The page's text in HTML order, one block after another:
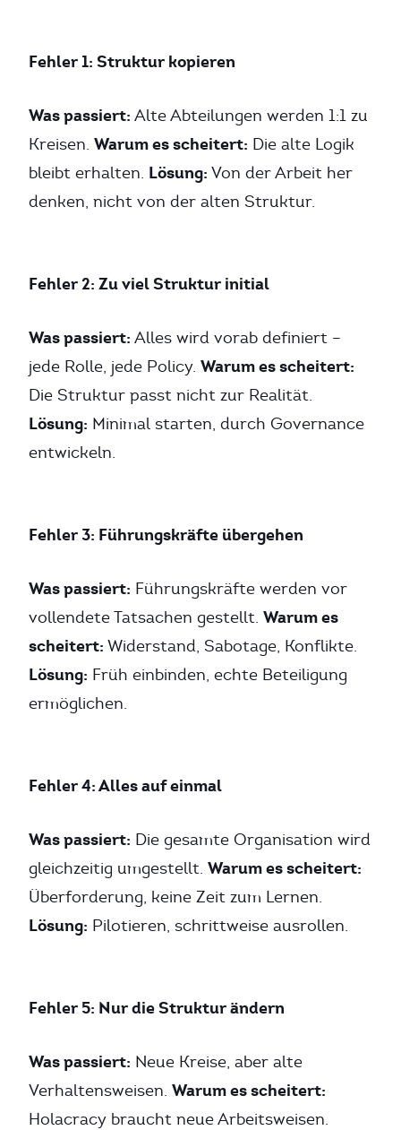
Fehler 1: Struktur kopieren
Was passiert: Alte Abteilungen werden 1:1 zu
Kreisen. Warum es scheitert: Die alte Logik
bleibt erhalten. Lösung: Von der Arbeit her
denken, nicht von der alten Struktur.
Fehler 2: Zu viel Struktur initial
Was passiert: Alles wird vorab definiert –
jede Rolle, jede Policy. Warum es scheitert:
Die Struktur passt nicht zur Realität.
Lösung: Minimal starten, durch Governance
entwickeln.
Fehler 3: Führungskräfte übergehen
Was passiert: Führungskräfte werden vor
vollendete Tatsachen gestellt. Warum es
scheitert: Widerstand, Sabotage, Konflikte.
Lösung: Früh einbinden, echte Beteiligung
ermöglichen.
Fehler 4: Alles auf einmal
Was passiert: Die gesamte Organisation wird
gleichzeitig umgestellt. Warum es scheitert:
Überforderung, keine Zeit zum Lernen.
Lösung: Pilotieren, schrittweise ausrollen.
Fehler 5: Nur die Struktur ändern
Was passiert: Neue Kreise, aber alte
Verhaltensweisen. Warum es scheitert:
Holacracy braucht neue Arbeitsweisen.